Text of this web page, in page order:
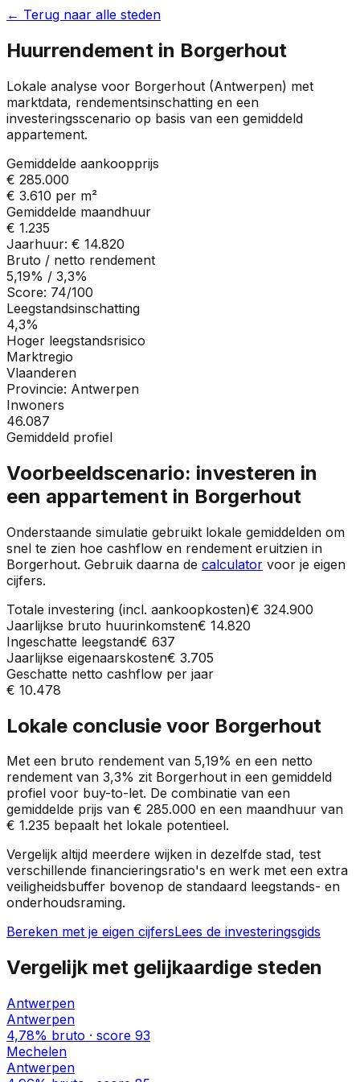
← Terug naar alle steden
Huurrendement in Borgerhout
Lokale analyse voor Borgerhout (Antwerpen) met
marktdata, rendementsinschatting en een
investeringsscenario op basis van een gemiddeld
appartement.
Gemiddelde aankoopprijs
€ 285.000
€ 3.610 per m²
Gemiddelde maandhuur
€ 1.235
Jaarhuur: € 14.820
Bruto / netto rendement
5,19% / 3,3%
Score: 74/100
Leegstandsinschatting
4,3%
Hoger leegstandsrisico
Marktregio
Vlaanderen
Provincie: Antwerpen
Inwoners
46.087
Gemiddeld profiel
Voorbeeldscenario: investeren in
een appartement in Borgerhout
Onderstaande simulatie gebruikt lokale gemiddelden om
snel te zien hoe cashflow en rendement eruitzien in
Borgerhout. Gebruik daarna de calculator voor je eigen
cijfers.
Totale investering (incl. aankoopkosten)€ 324.900
Jaarlijkse bruto huurinkomsten€ 14.820
Ingeschatte leegstand€ 637
Jaarlijkse eigenaarskosten€ 3.705
Geschatte netto cashflow per jaar
€ 10.478
Lokale conclusie voor Borgerhout
Met een bruto rendement van 5,19% en een netto
rendement van 3,3% zit Borgerhout in een gemiddeld
profiel voor buy-to-let. De combinatie van een
gemiddelde prijs van € 285.000 en een maandhuur van
€ 1.235 bepaalt het lokale potentieel.
Vergelijk altijd meerdere wijken in dezelfde stad, test
verschillende financieringsratio's en werk met een extra
veiligheidsbuffer bovenop de standaard leegstands- en
onderhoudsraming.
Bereken met je eigen cijfersLees de investeringsgids
Vergelijk met gelijkaardige steden
Antwerpen
Antwerpen
4,78% bruto · score 93
Mechelen
Antwerpen